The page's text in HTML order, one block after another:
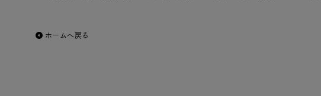
ホームへ戻る